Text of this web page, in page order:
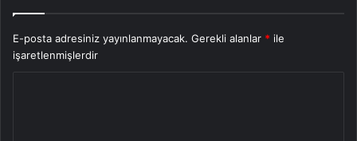
E-posta adresiniz yayınlanmayacak. Gerekli alanlar * ile
işaretlenmişlerdir